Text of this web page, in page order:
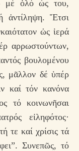
μέ ὁλό ώς του,
ἀντίληψη. Ἔτσι
ὡς ἱερά
αρρωστούντων,
βουλομένου
μᾶλλον δέ ὑπέρ
καί τόν κανόνα
τό κοινωνῆσαι
εἰληφότος·
τε καί χρίσις τά
Συνεπῶς, τό